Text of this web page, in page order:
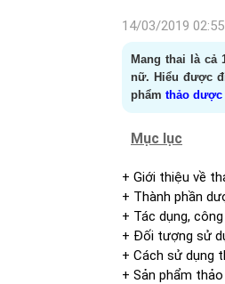
14/03/2019
Mang thai là cả
nữ. Hiểu được
phẩm thảo dược
Mục lục
+ Giới thiệu về
+ Thành phần
+ Tác dụng,
+ Đối tượng sử
+ Cách sử dụng
+ Sản phẩm